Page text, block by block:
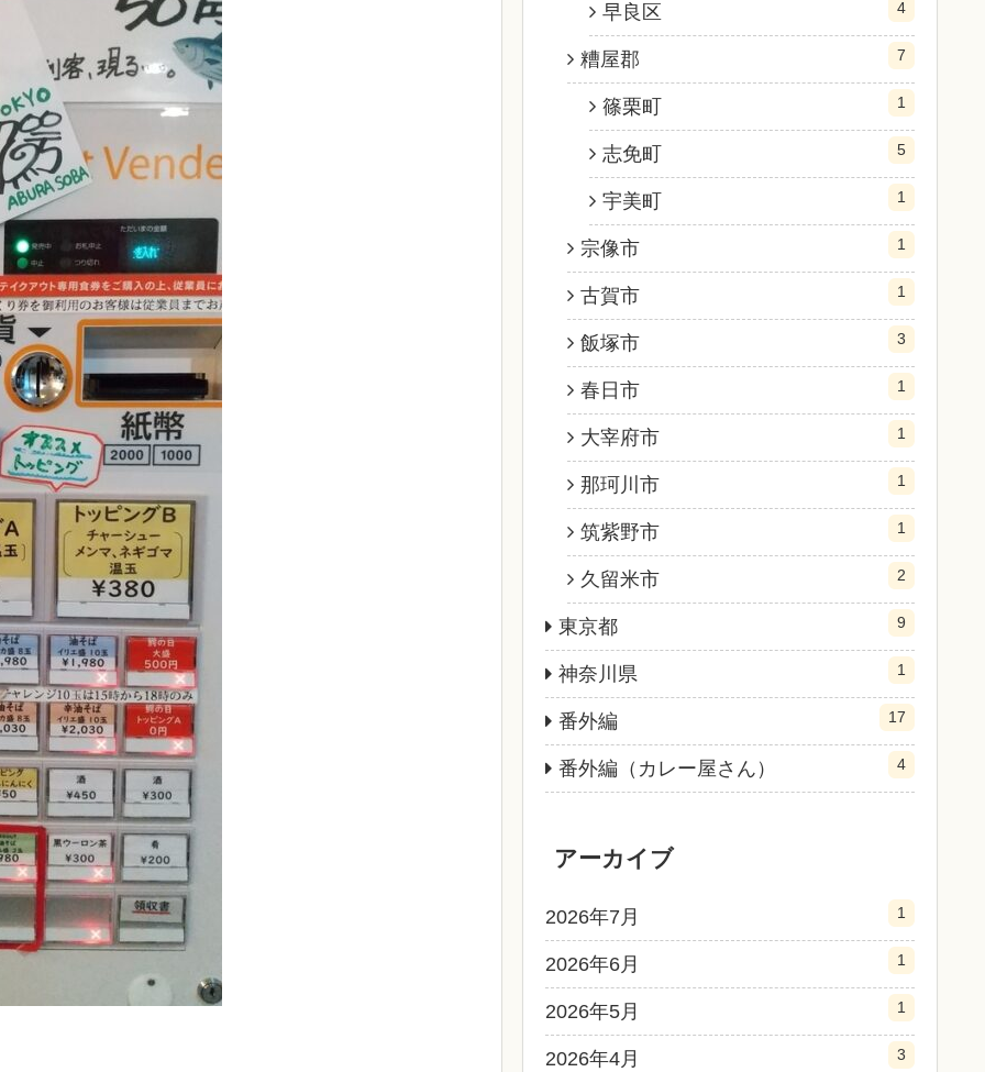
早良区 4
糟屋郡 7
篠栗町 1
志免町 5
宇美町 1
宗像市 1
古賀市 1
飯塚市 3
春日市 1
大宰府市 1
那珂川市 1
筑紫野市 1
久留米市 2
東京都 9
神奈川県 1
番外編 17
番外編（カレー屋さん） 4
アーカイブ
2026年7月 1
2026年6月 1
2026年5月 1
2026年4月 3